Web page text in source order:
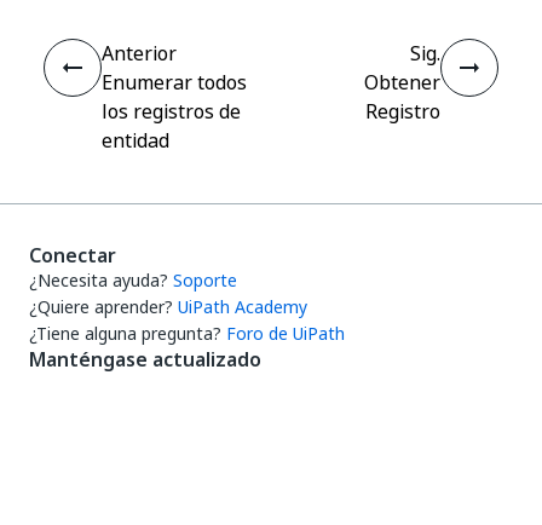
Anterior
Enumerar todos
los registros de
entidad
Sig.
Obtener
Registro
Conectar
¿Necesita ayuda? Soporte
¿Quiere aprender? UiPath Academy
¿Tiene alguna pregunta? Foro de UiPath
Manténgase actualizado